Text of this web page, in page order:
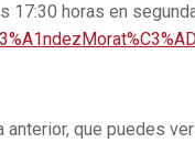
17:30 horas en
que puedes ver